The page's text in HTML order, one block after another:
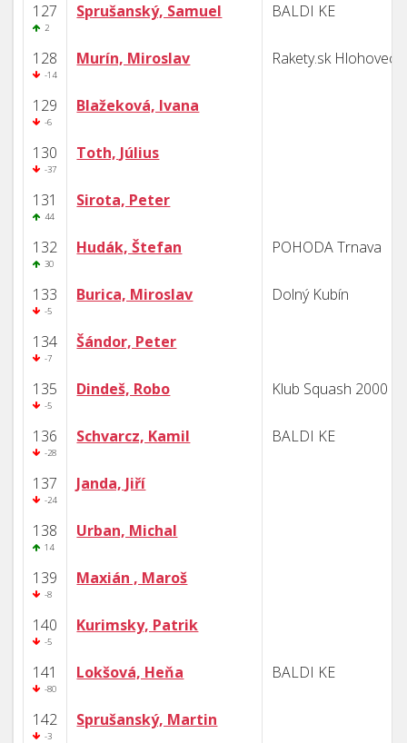
127
2
Sprušanský, Samuel BALDI KE
128
-14
Murín, Miroslav Rakety.sk Hlohovec
129
-6
Blažeková, Ivana
130
-37
Toth, Július
131
44
Sirota, Peter
132
30
Hudák, Štefan POHODA Trnava
133
-5
Burica, Miroslav Dolný Kubín
134
-7
Šándor, Peter
135
-5
Dindeš, Robo Klub Squash 2000
136
-28
Schvarcz, Kamil BALDI KE
137
-24
Janda, Jiří
138
14
Urban, Michal
139
-8
Maxián , Maroš
140
-5
Kurimsky, Patrik
141
-80
Lokšová, Heňa BALDI KE
142
-3
Sprušanský, Martin